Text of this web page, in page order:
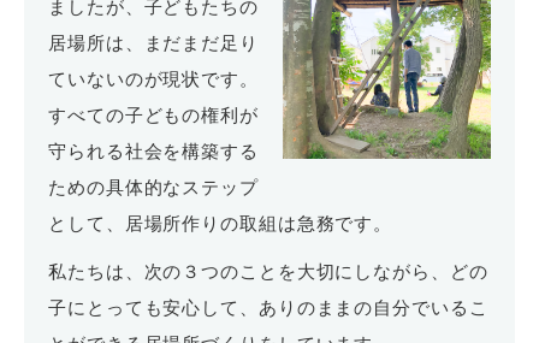
ましたが、子どもたちの
居場所は、まだまだ足り
ていないのが現状です。
すべての子どもの権利が
守られる社会を構築する
ための具体的なステップ
として、居場所作りの取組は急務です。
私たちは、次の３つのことを大切にしながら、どの
子にとっても安心して、ありのままの自分でいるこ